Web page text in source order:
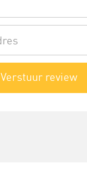
Verstuur review